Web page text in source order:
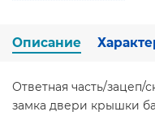
Описание
Ответная часть/зацеп/
замка двери крышки